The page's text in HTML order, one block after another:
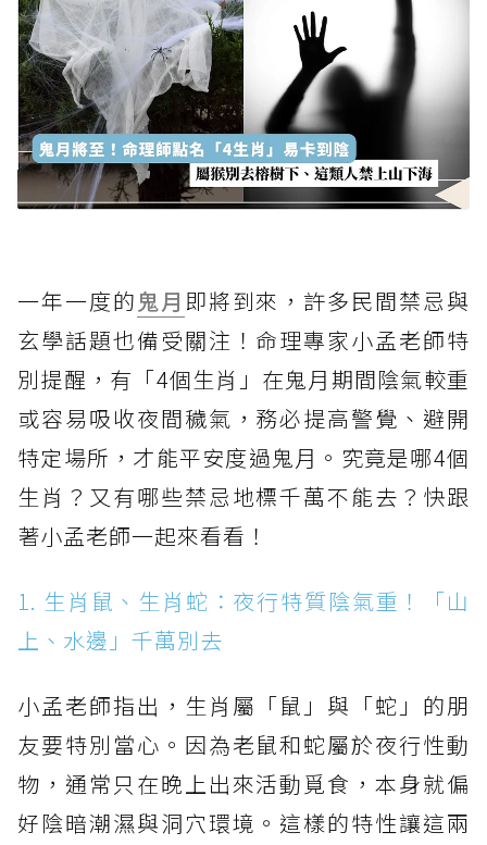
一年一度的鬼月 即將到來，許多民間禁忌與
玄學話題也備受關注！命理專家小孟老師特
別提醒，有「4個生肖」在鬼月期間陰氣較重
或容易吸收夜間穢氣，務必提高警覺、避開
特定場所，才能平安度過鬼月。究竟是哪4個
生肖？又有哪些禁忌地標千萬不能去？快跟
著小孟老師一起來看看！
1. 生肖鼠、生肖蛇：夜行特質陰氣重！「山
上、水邊」千萬別去
小孟老師指出，生肖屬「鼠」與「蛇」的朋
友要特別當心。因為老鼠和蛇屬於夜行性動
物，通常只在晚上出來活動覓食，本身就偏
好陰暗潮濕與洞穴環境。這樣的特性讓這兩